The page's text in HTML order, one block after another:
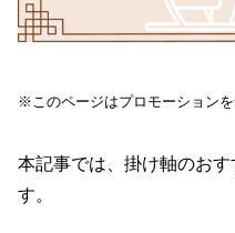
※このページはプロモーション
本記事では、掛け軸のお
す。